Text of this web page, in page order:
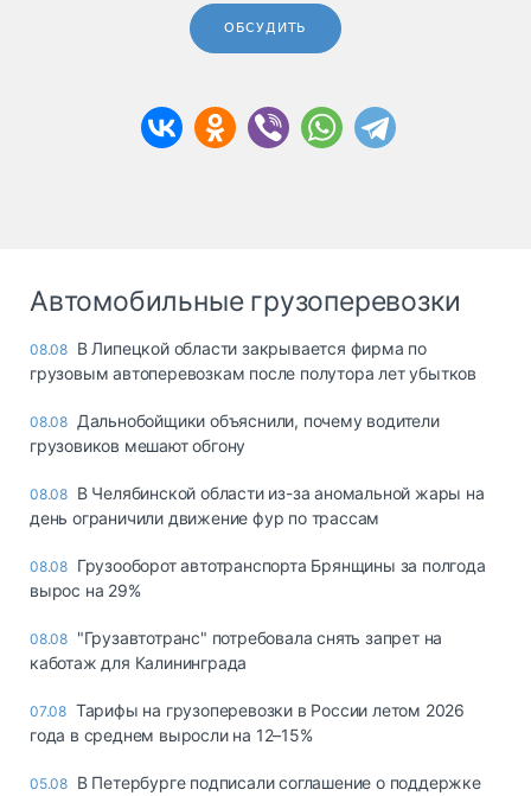
ОБСУДИТЬ
Автомобильные грузоперевозки
08.08 В Липецкой области закрывается фирма по
грузовым автоперевозкам после полутора лет убытков
08.08 Дальнобойщики объяснили, почему водители
грузовиков мешают обгону
08.08 В Челябинской области из-за аномальной жары на
день ограничили движение фур по трассам
08.08 Грузооборот автотранспорта Брянщины за полгода
вырос на 29%
08.08 "Грузавтотранс" потребовала снять запрет на
каботаж для Калининграда
07.08 Тарифы на грузоперевозки в России летом 2026
года в среднем выросли на 12–15%
05.08 В Петербурге подписали соглашение о поддержке